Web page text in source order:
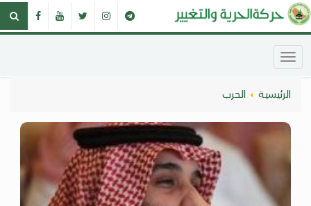
الرئيسية الحرب